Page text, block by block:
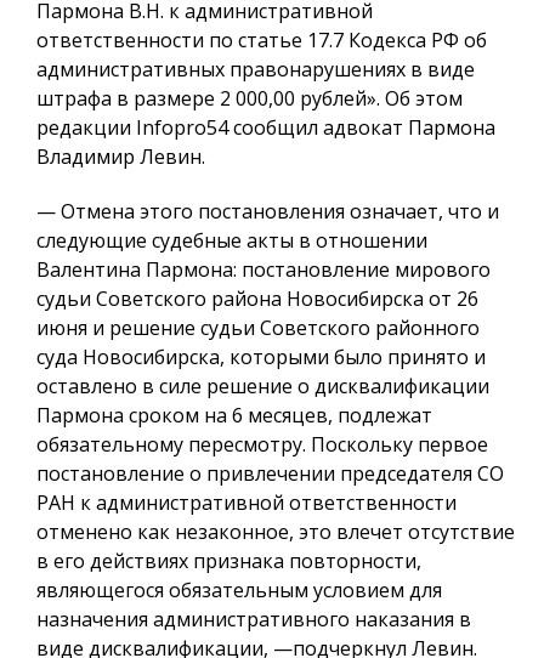
Пармона В.Н. к административной
ответственности по статье 17.7 Кодекса РФ об
административных правонарушениях в виде
штрафа в размере 2 000,00 рублей». Об этом
редакции Infopro54 сообщил адвокат Пармона
Владимир Левин.
— Отмена этого постановления означает, что и
следующие судебные акты в отношении
Валентина Пармона: постановление мирового
судьи Советского района Новосибирска от 26
июня и решение судьи Советского районного
суда Новосибирска, которыми было принято и
оставлено в силе решение о дисквалификации
Пармона сроком на 6 месяцев, подлежат
обязательному пересмотру. Поскольку первое
постановление о привлечении председателя СО
РАН к административной ответственности
отменено как незаконное, это влечет отсутствие
в его действиях признака повторности,
являющегося обязательным условием для
назначения административного наказания в
виде дисквалификации, —подчеркнул Левин.